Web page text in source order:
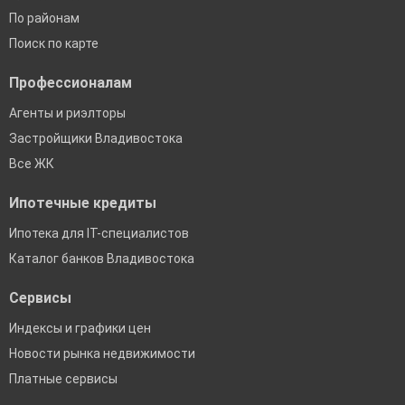
По районам
Поиск по карте
Профессионалам
Агенты и риэлторы
Застройщики Владивостока
Все ЖК
Ипотечные кредиты
Ипотека для IT-специалистов
Каталог банков Владивостока
Сервисы
Индексы и графики цен
Новости рынка недвижимости
Платные сервисы